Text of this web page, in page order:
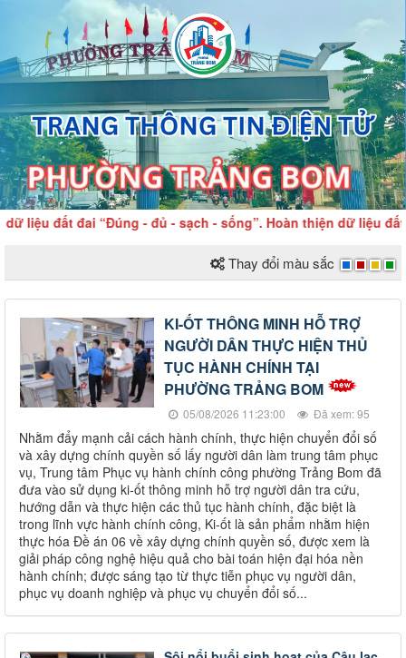
đai “Đúng - đủ - sạch - sống”. Hoàn thiện dữ liệu đất đai
Thay đổi màu sắc
KI-ỐT THÔNG MINH HỖ TRỢ
NGƯỜI DÂN THỰC HIỆN THỦ
TỤC HÀNH CHÍNH TẠI
PHƯỜNG TRẢNG BOM
05/08/2026 11:23:00 Đã xem: 95
Nhằm đẩy mạnh cải cách hành chính, thực hiện chuyển đổi số
và xây dựng chính quyền số lấy người dân làm trung tâm phục
vụ, Trung tâm Phục vụ hành chính công phường Trảng Bom đã
đưa vào sử dụng ki-ốt thông minh hỗ trợ người dân tra cứu,
hướng dẫn và thực hiện các thủ tục hành chính, đặc biệt là
trong lĩnh vực hành chính công, Ki-ốt là sản phẩm nhằm hiện
thực hóa Đề án 06 về xây dựng chính quyền số, được xem là
giải pháp công nghệ hiệu quả cho bài toán hiện đại hóa nền
hành chính; được sáng tạo từ thực tiễn phục vụ người dân,
phục vụ doanh nghiệp và phục vụ chuyển đổi số...